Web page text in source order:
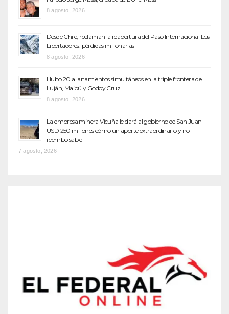
8 agosto, 2026
Desde Chile, reclaman la reapertura del Paso Internacional Los
Libertadores: pérdidas millonarias
8 agosto, 2026
Hubo 20 allanamientos simultáneos en la triple frontera de
Luján, Maipú y Godoy Cruz
8 agosto, 2026
La empresa minera Vicuña le dará al gobierno de San Juan
U$D 250 millones cómo un aporte extraordinario y no
reembolsable
7 agosto, 2026